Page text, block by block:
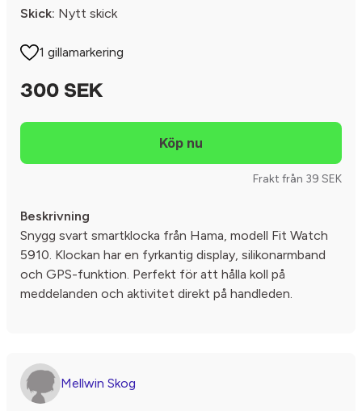
Skick: Nytt skick
1 gillamarkering
300 SEK
Frakt från 39 SEK
Beskrivning
Snygg svart smartklocka från Hama, modell Fit Watch
5910. Klockan har en fyrkantig display, silikonarmband
och GPS-funktion. Perfekt för att hålla koll på
meddelanden och aktivitet direkt på handleden.
Mellwin Skog